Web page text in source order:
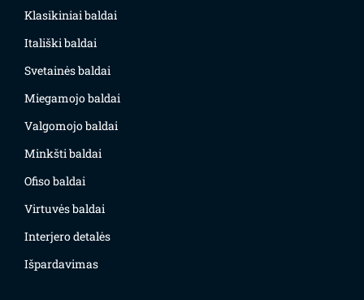
Klasikiniai baldai
Itališki baldai
Svetainės baldai
Miegamojo baldai
Valgomojo baldai
Minkšti baldai
Ofiso baldai
Virtuvės baldai
Interjero detalės
Išpardavimas